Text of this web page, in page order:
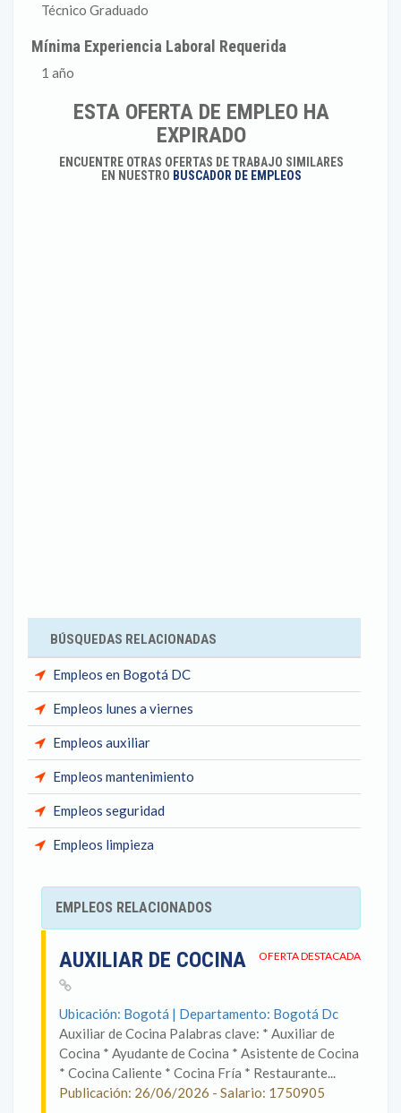
Técnico Graduado
Mínima Experiencia Laboral Requerida
1 año
ESTA OFERTA DE EMPLEO HA
EXPIRADO
ENCUENTRE OTRAS OFERTAS DE TRABAJO SIMILARES
EN NUESTRO BUSCADOR DE EMPLEOS
BÚSQUEDAS RELACIONADAS
Empleos en Bogotá DC
Empleos lunes a viernes
Empleos auxiliar
Empleos mantenimiento
Empleos seguridad
Empleos limpieza
EMPLEOS RELACIONADOS
OFERTA DESTACADA
AUXILIAR DE COCINA
Ubicación: Bogotá | Departamento: Bogotá Dc
Auxiliar de Cocina Palabras clave: * Auxiliar de
Cocina * Ayudante de Cocina * Asistente de Cocina
* Cocina Caliente * Cocina Fría * Restaurante...
Publicación: 26/06/2026 - Salario: 1750905